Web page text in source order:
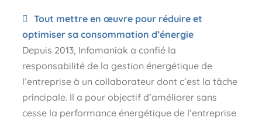
Tout mettre en œuvre pour réduire et
optimiser sa consommation d’énergie
Depuis 2013, Infomaniak a confié la
responsabilité de la gestion énergétique de
l’entreprise à un collaborateur dont c’est la tâche
principale. Il a pour objectif d’améliorer sans
cesse la performance énergétique de l’entreprise